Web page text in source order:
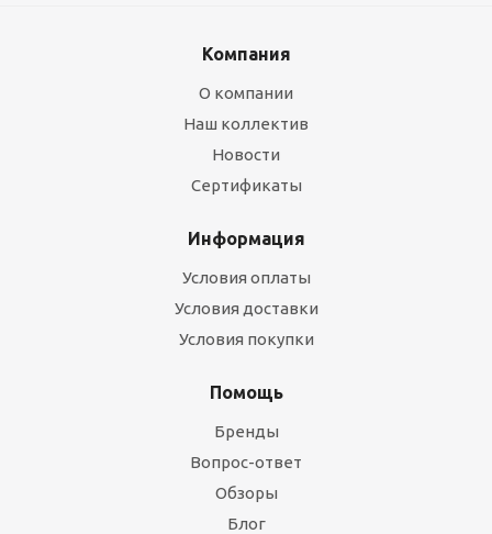
Компания
О компании
Наш коллектив
Новости
Сертификаты
Информация
Условия оплаты
Условия доставки
Условия покупки
Помощь
Бренды
Вопрос-ответ
Обзоры
Блог